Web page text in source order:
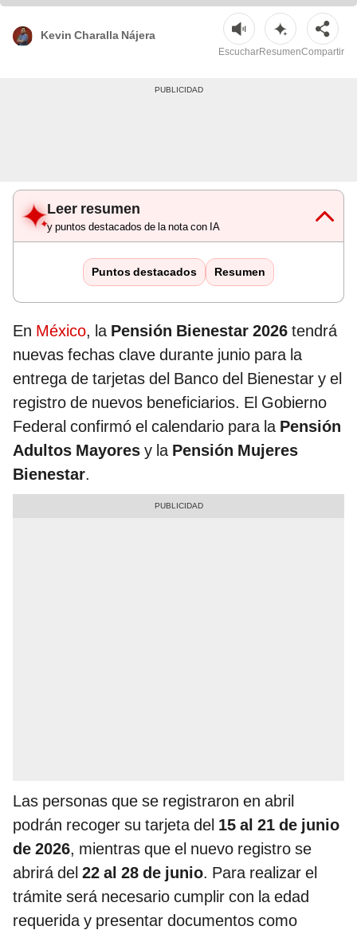
Kevin Charalla Nájera
EscucharResumenCompartir
Leer resumen
y puntos destacados de la nota con IA
Puntos destacados Resumen
En México, la Pensión Bienestar 2026 tendrá
nuevas fechas clave durante junio para la
entrega de tarjetas del Banco del Bienestar y el
registro de nuevos beneficiarios. El Gobierno
Federal confirmó el calendario para la Pensión
Adultos Mayores y la Pensión Mujeres
Bienestar.
Las personas que se registraron en abril
podrán recoger su tarjeta del 15 al 21 de junio
de 2026, mientras que el nuevo registro se
abrirá del 22 al 28 de junio. Para realizar el
trámite será necesario cumplir con la edad
requerida y presentar documentos como